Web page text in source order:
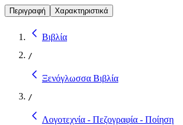
Περιγραφή Χαρακτηριστικά
Βιβλία
/
Ξενόγλωσσα Βιβλία
/
Λογοτεχνία - Πεζογραφία - Ποίηση